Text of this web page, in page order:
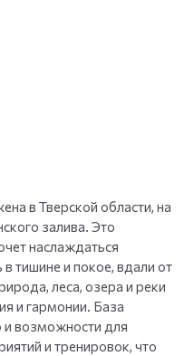
в Тверской области, на
залива. Это
наслаждаться
тишине и покое, вдали от
леса, озера и реки
и гармонии. База
и возможности для
и тренировок, что